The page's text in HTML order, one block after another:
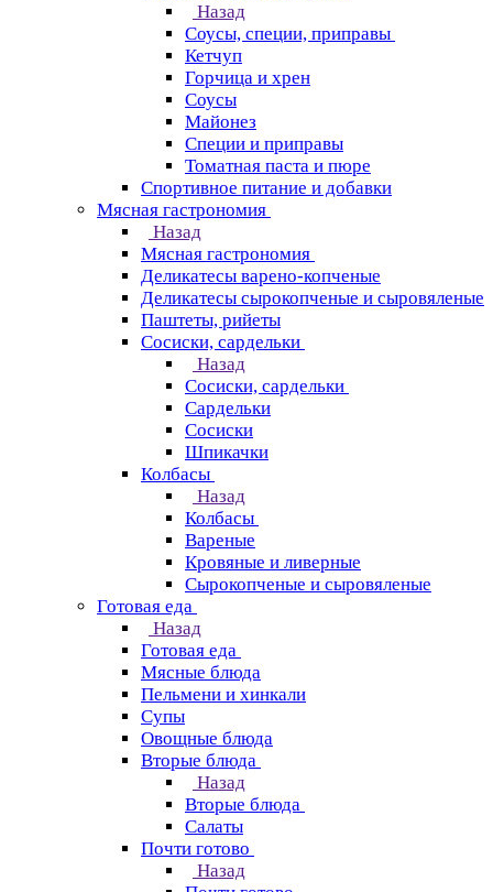
Назад
Соусы, специи, приправы
Кетчуп
Горчица и хрен
Соусы
Майонез
Специи и приправы
Томатная паста и пюре
Спортивное питание и добавки
Мясная гастрономия
Назад
Мясная гастрономия
Деликатесы варено-копченые
Деликатесы сырокопченые и сыровяленые
Паштеты, рийеты
Сосиски, сардельки
Назад
Сосиски, сардельки
Сардельки
Сосиски
Шпикачки
Колбасы
Назад
Колбасы
Вареные
Кровяные и ливерные
Сырокопченые и сыровяленые
Готовая еда
Назад
Готовая еда
Мясные блюда
Пельмени и хинкали
Супы
Овощные блюда
Вторые блюда
Назад
Вторые блюда
Салаты
Почти готово
Назад